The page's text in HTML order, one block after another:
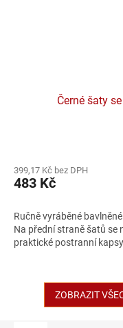
Černé šaty
399,17 Kč bez DPH
483 Kč
Ručně vyráběné
Na přední straně šatů se
praktické postranní
ZOBRAZIT